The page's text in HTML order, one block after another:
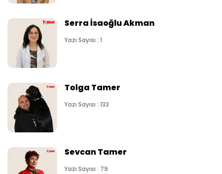
Serra İsaoğlu Akman
Yazı Sayısı : 1
Tolga Tamer
Yazı Sayısı : 133
Sevcan Tamer
Yazı Sayısı : 79